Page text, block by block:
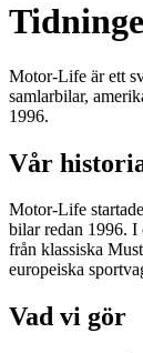
Motor-Life är ett
samlarbilar,
1996.
Vår
Motor-Life
bilar redan 1996.
från klassiska
europeiska
Vad vi gör